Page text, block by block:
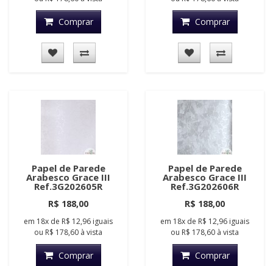
Comprar Comprar
Papel de Parede
Arabesco Grace III
Ref.3G202605R
R$ 188,00
em 18x de R$ 12,96 iguais
ou R$ 178,60 à vista
Comprar
Papel de Parede
Arabesco Grace III
Ref.3G202606R
R$ 188,00
em 18x de R$ 12,96 iguais
ou R$ 178,60 à vista
Comprar